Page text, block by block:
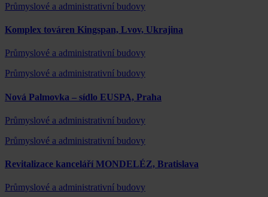
Průmyslové a administrativní budovy
Komplex továren Kingspan, Lvov, Ukrajina
Průmyslové a administrativní budovy
Průmyslové a administrativní budovy
Nová Palmovka – sídlo EUSPA, Praha
Průmyslové a administrativní budovy
Průmyslové a administrativní budovy
Revitalizace kanceláří MONDELÉZ, Bratislava
Průmyslové a administrativní budovy